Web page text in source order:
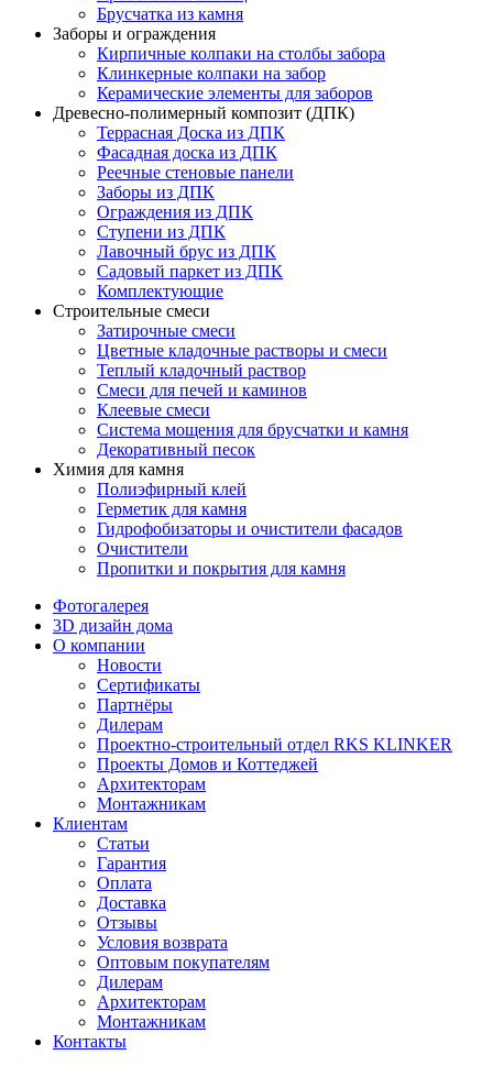
Брусчатка из камня
Заборы и ограждения
Кирпичные колпаки на столбы забора
Клинкерные колпаки на забор
Керамические элементы для заборов
Древесно-полимерный композит (ДПК)
Террасная Доска из ДПК
Фасадная доска из ДПК
Реечные стеновые панели
Заборы из ДПК
Ограждения из ДПК
Ступени из ДПК
Лавочный брус из ДПК
Садовый паркет из ДПК
Комплектующие
Строительные смеси
Затирочные смеси
Цветные кладочные растворы и смеси
Теплый кладочный раствор
Смеси для печей и каминов
Клеевые смеси
Система мощения для брусчатки и камня
Декоративный песок
Химия для камня
Полиэфирный клей
Герметик для камня
Гидрофобизаторы и очистители фасадов
Очистители
Пропитки и покрытия для камня
Фотогалерея
3D дизайн дома
О компании
Новости
Сертификаты
Партнёры
Дилерам
Проектно-строительный отдел RKS KLINKER
Проекты Домов и Коттеджей
Архитекторам
Монтажникам
Клиентам
Статьи
Гарантия
Оплата
Доставка
Отзывы
Условия возврата
Оптовым покупателям
Дилерам
Архитекторам
Монтажникам
Контакты